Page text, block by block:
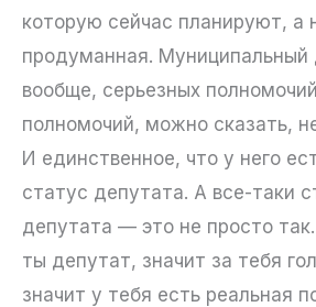
которую сейчас планируют, а
продуманная. Муниципальный
вообще, серьезных
полномочий, можно сказать,
И единственное, что у него
статус депутата. А все-таки
депутата — это не просто
ты депутат, значит за тебя
значит у тебя есть реальная